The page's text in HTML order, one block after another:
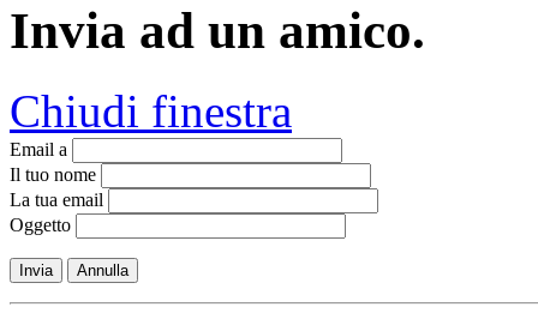
Invia ad un amico.
Chiudi finestra
Email a
Il tuo nome
La tua email
Oggetto
Invia Annulla